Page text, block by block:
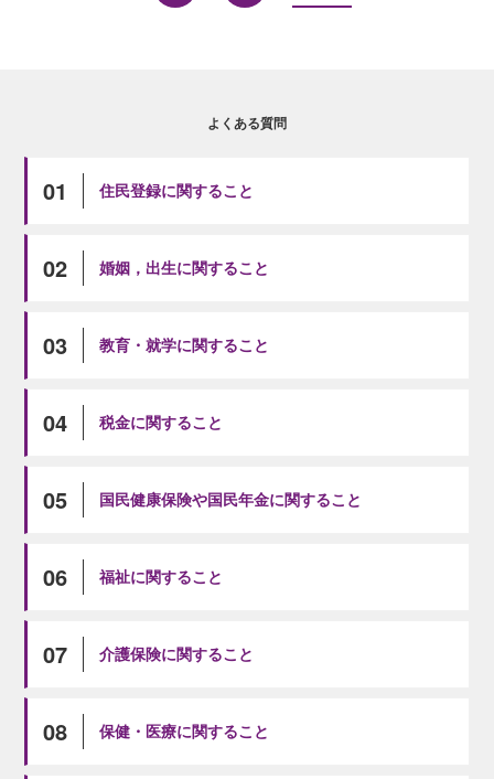
よくある質問
01 住民登録に関すること
02 婚姻，出生に関すること
03 教育・就学に関すること
04 税金に関すること
05 国民健康保険や国民年金に関すること
06 福祉に関すること
07 介護保険に関すること
08 保健・医療に関すること